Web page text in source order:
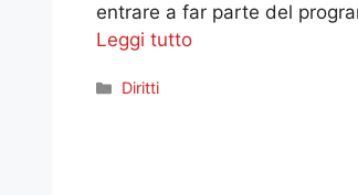
entrare a far parte del
Leggi tutto
Categorie
Diritti